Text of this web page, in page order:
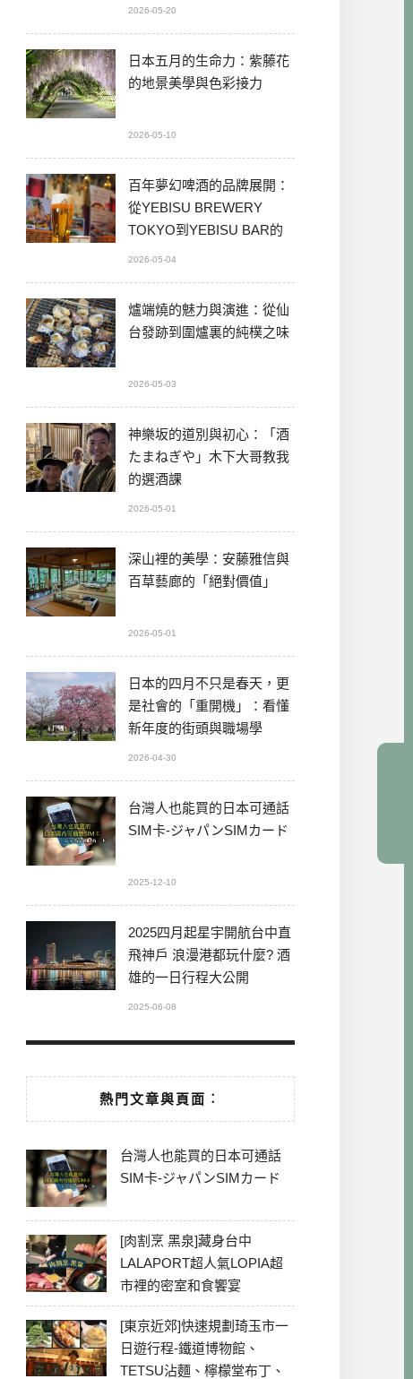
2026-05-20
日本五月的生命力：紫藤花
的地景美學與色彩接力
2026-05-10
百年夢幻啤酒的品牌展開：
從YEBISU BREWERY
TOKYO到YEBISU BAR的
2026-05-04
爐端燒的魅力與演進：從仙
台發跡到圍爐裏的純樸之味
2026-05-03
神樂坂的道別與初心：「酒
たまねぎや」木下大哥教我
的選酒課
2026-05-01
深山裡的美學：安藤雅信與
百草藝廊的「絕對價值」
2026-05-01
日本的四月不只是春天，更
是社會的「重開機」：看懂
新年度的街頭與職場學
2026-04-30
台灣人也能買的日本可通話
SIM卡-ジャパンSIMカード
2025-12-10
2025四月起星宇開航台中直
飛神戶 浪漫港都玩什麼? 酒
雄的一日行程大公開
2025-06-08
熱門文章與頁面︰
台灣人也能買的日本可通話
SIM卡-ジャパンSIMカード
[肉割烹 黑泉]藏身台中
LALAPORT超人氣LOPIA超
市裡的密室和食饗宴
[東京近郊]快速規劃琦玉市一
日遊行程-鐵道博物館、
TETSU沾麵、檸檬堂布丁、